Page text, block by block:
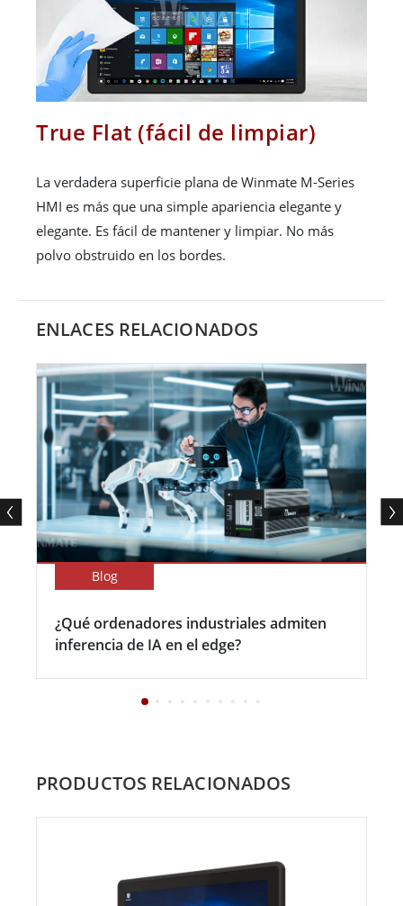
True Flat (fácil de limpiar)
La verdadera superficie plana de Winmate M-Series
HMI es más que una simple apariencia elegante y
elegante. Es fácil de mantener y limpiar. No más
polvo obstruido en los bordes.
ENLACES RELACIONADOS
Blog
¿Qué ordenadores industriales admiten
inferencia de IA en el edge?
PRODUCTOS RELACIONADOS